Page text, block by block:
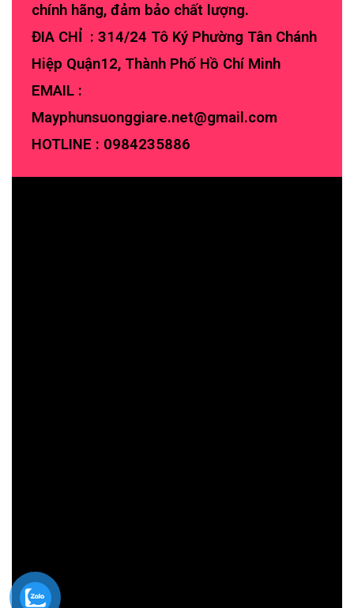
chính hãng, đảm bảo chất lượng.
ĐIA CHỈ : 314/24 Tô Ký Phường Tân Chánh
Hiệp Quận12, Thành Phố Hồ Chí Minh
EMAIL :
Mayphunsuonggiare.net@gmail.com
HOTLINE : 0984235886